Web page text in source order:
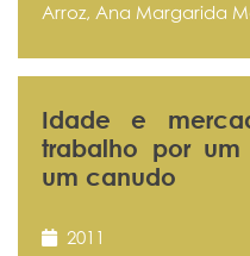
Arroz, Ana Margarida
Idade e
trabalho por
um canudo
2011